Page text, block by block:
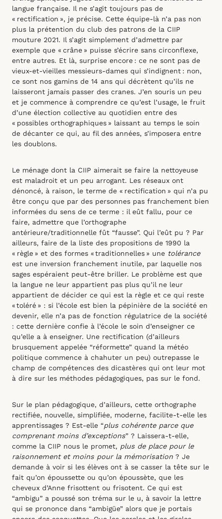
langue française. Il ne s’agit toujours pas de
« rectification », je précise. Cette équipe-là n’a pas non
plus la prétention du club des patrons de la CIIP
mouture 2021. Il s’agit simplement d’admettre par
exemple que « crâne » puisse s’écrire sans circonflexe,
entre autres. Et là, surprise encore : ce ne sont pas de
vieux-et-vieilles messieurs-dames qui s’indignent : non,
ce sont nos gamins de 14 ans qui décrètent qu’ils ne
laisseront jamais passer des cranes. J’en souris un peu
et je commence à comprendre ce qu’est l’usage, le fruit
d’une élection collective au quotidien entre des
« possibles orthographiques » laissant au temps le soin
de décanter ce qui, au fil des années, s’imposera entre
les doublons.
Le ménage dont la CIIP aimerait se faire la nettoyeuse
est maladroit et un peu arrogant. Les réseaux ont
dénoncé, à raison, le terme de « rectification » qui n’a pu
être conçu que par des personnes pas franchement bien
informées du sens de ce terme : il eût fallu, pour ce
faire, admettre que l’orthographe
antérieure/traditionnelle fût “fausse”. Qui l’eût pu ? Par
ailleurs, faire de la liste des propositions de 1990 la
« règle » et des formes « traditionnelles » une tolérance
est une inversion franchement inutile, par laquelle nos
sages espéraient peut-être briller. Le problème est que
la langue ne leur appartient pas plus qu’il ne leur
appartient de décider ce qui est la règle et ce qui reste
« toléré » : si l’école est bien la pépinière de la société en
devenir, elle n’a pas de fonction régulatrice de la société
: cette dernière confie à l’école le soin d’enseigner ce
qu’elle a à enseigner. Une rectification (d’ailleurs
brusquement appelée “réformette” quand la météo
politique commence à chahuter un peu) outrepasse le
champ de compétences des dicastères qui ont leur mot
à dire sur les méthodes pédagogiques, pas sur le fond.
Sur le plan pédagogique, d’ailleurs, cette orthographe
rectifiée, nouvelle, simplifiée, moderne, facilite-t-elle les
apprentissages ? Est-elle “plus cohérente parce que
comprenant moins d’exceptions” ? Laissera-t-elle,
comme la CIIP nous le promet, plus de place pour le
raisonnement et moins pour la mémorisation ? Je
demande à voir si les élèves ont à se casser la tête sur le
fait qu’on époussette ou qu’on époussète, que les
cheveux d’Anne frisottent ou frisotent. Ce qui est
“ambigu” a poussé son tréma sur le u, à savoir la lettre
qui se prononce dans “ambigüe” alors que je portais